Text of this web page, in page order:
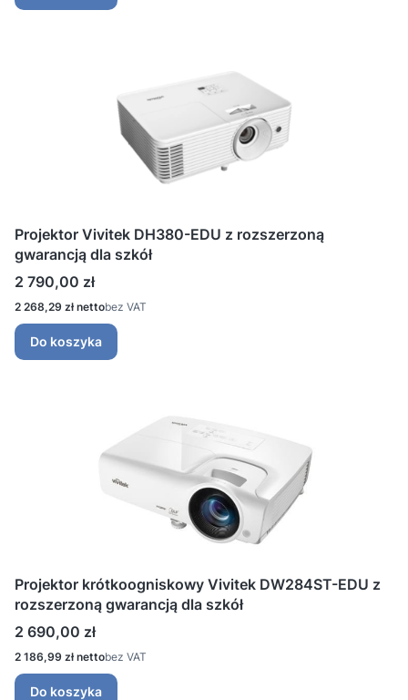
Projektor Vivitek DH380-EDU z rozszerzoną
gwarancją dla szkół
Cena
2 790,00 zł
Cena
2 268,29 zł bez VAT
Do koszyka
Projektor krótkoogniskowy Vivitek DW284ST-EDU z
rozszerzoną gwarancją dla szkół
Cena
2 690,00 zł
Cena
2 186,99 zł bez VAT
Do koszyka